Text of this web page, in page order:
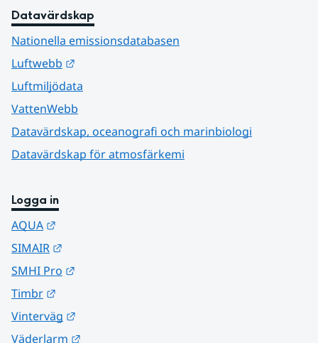
Datavärdskap
Nationella emissionsdatabasen
Luftwebb
Luftmiljödata
VattenWebb
Datavärdskap, oceanografi och marinbiologi
Datavärdskap för atmosfärkemi
Logga in
AQUA
SIMAIR
SMHI Pro
Timbr
Vinterväg
Väderlarm